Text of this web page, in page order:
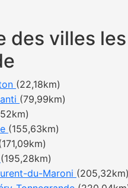
des villes
(22,18km)
(79,99km)
(155,63km)
(195,28km)
du-Maroni (205,32km)